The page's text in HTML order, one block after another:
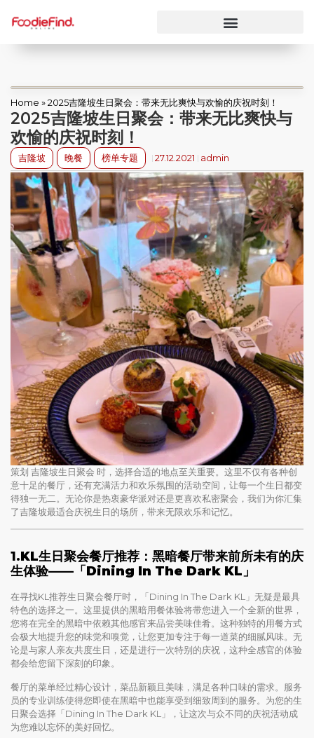
Home »2025吉隆坡生日聚会：带来无比爽快与欢愉的庆祝时刻！
2025吉隆坡生日聚会：带来无比爽快与
欢愉的庆祝时刻！
吉隆坡 晚餐 榜单专题 27.12.2021 admin
策划 吉隆坡生日聚会 时，选择合适的地点至关重要。这里不仅有各种创
意十足的餐厅，还有充满活力和欢乐氛围的活动空间，让每一个生日都变
得独一无二。无论你是热衷豪华派对还是更喜欢私密聚会，我们为你汇集
了吉隆坡最适合庆祝生日的场所，带来无限欢乐和记忆。
1.KL生日聚会餐厅推荐：黑暗餐厅带来前所未有的庆
生体验——「Dining In The Dark KL」
在寻找KL推荐生日聚会餐厅时，「Dining In The Dark KL」无疑是最具
特色的选择之一。这里提供的黑暗用餐体验将带您进入一个全新的世界，
您将在完全的黑暗中依赖其他感官来品尝美味佳肴。这种独特的用餐方式
会极大地提升您的味觉和嗅觉，让您更加专注于每一道菜的细腻风味。无
论是与家人亲友共度生日，还是进行一次特别的庆祝，这种全感官的体验
都会给您留下深刻的印象。
餐厅的菜单经过精心设计，菜品新颖且美味，满足各种口味的需求。服务
员的专业训练使得您即使在黑暗中也能享受到细致周到的服务。为您的生
日聚会选择「Dining In The Dark KL」，让这次与众不同的庆祝活动成
为您难以忘怀的美好回忆。